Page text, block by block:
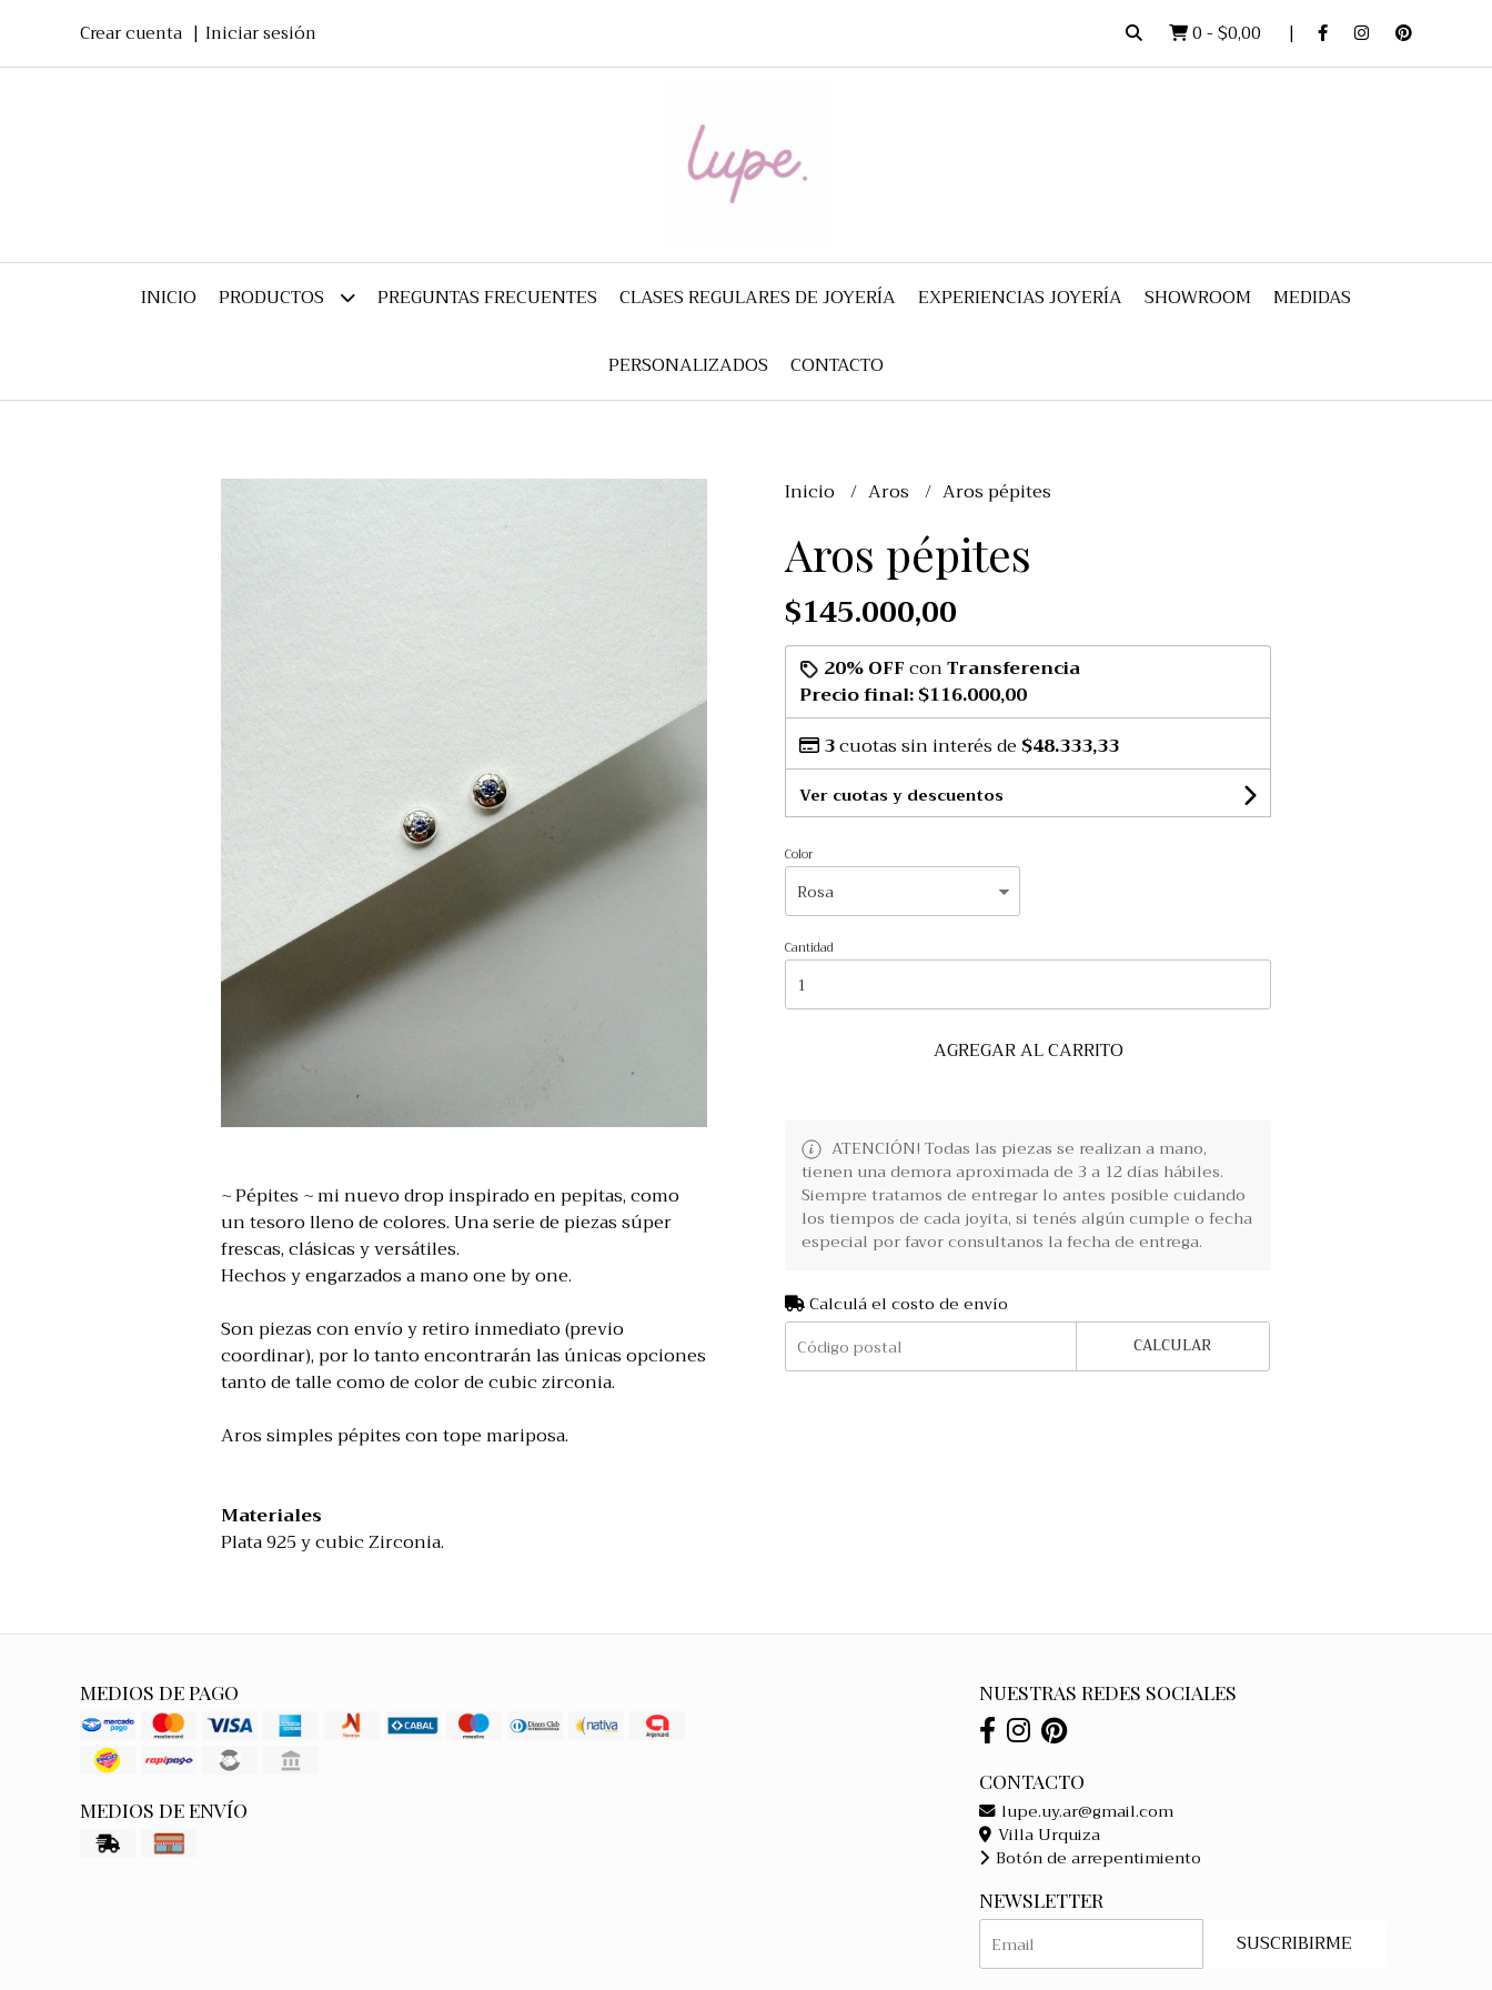
Crear cuenta Iniciar sesión 0-$0,00
INICIO PRODUCTOS PREGUNTAS FRECUENTES CLASES REGULARES DE JOYERÍA EXPERIENCIAS JOYERÍA SHOWROOM MEDIDAS
PERSONALIZADOS CONTACTO
~ Pépites ~ mi nuevo drop inspirado en pepitas, como
un tesoro lleno de colores. Una serie de piezas súper
frescas, clásicas y versátiles.
Hechos y engarzados a mano one by one.
Son piezas con envío y retiro inmediato (previo
coordinar), por lo tanto encontrarán las únicas opciones
tanto de talle como de color de cubic zirconia.
Aros simples pépites con tope mariposa.
Materiales
Plata 925 y cubic Zirconia.
Inicio Aros Aros pépites
Aros pépites
$145.000,00
20% OFFconTransferencia
Precio final:$116.000,00
3cuotas sin interés de $48.333,33
Ver cuotas y descuentos
Color
Cantidad
AGREGAR AL CARRITO
ATENCIÓN! Todas las piezas se realizan a mano,
tienen una demora aproximada de 3 a 12 días hábiles.
Siempre tratamos de entregar lo antes posible cuidando
los tiempos de cada joyita, si tenés algún cumple o fecha
especial por favor consultanos la fecha de entrega.
Calculá el costo de envío
CALCULAR
MEDIOS DE PAGO
MEDIOS DE ENVÍO
NUESTRAS REDES SOCIALES
CONTACTO
lupe.uy.ar@gmail.com
Villa Urquiza
Botón de arrepentimiento
NEWSLETTER
SUSCRIBIRME